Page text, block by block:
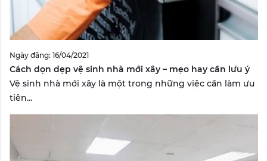
Ngày đăng: 16/04/2021
Cách dọn dẹp vệ sinh nhà mới xây – mẹo hay cần lưu ý
Vệ sinh nhà mới xây là một trong những việc cần làm ưu
tiên...